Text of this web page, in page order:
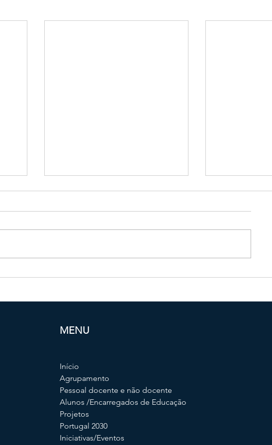
Estrel’ Arte
MENU
Início
Agrupamento
Pessoal docente e não docente
Alunos /Encarregados de Educação
Projetos
Portugal 2030
Iniciativas/Eventos